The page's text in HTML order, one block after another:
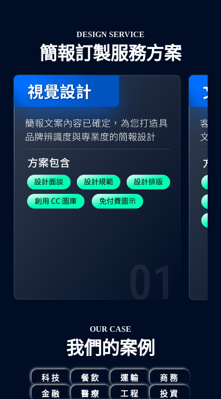
DESIGN SERVICE
簡報訂製服務方案
OUR CASE
我們的案例
科技 餐飲 運輸
商務
金融
醫療 工程 投資